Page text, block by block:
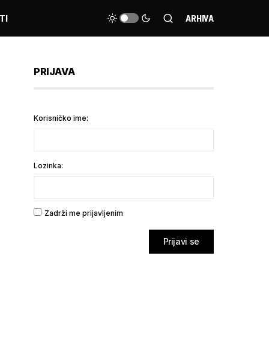
ARHIVA
PRIJAVA
Korisničko ime:
Lozinka:
Zadrži me prijavljenim
Prijavi se